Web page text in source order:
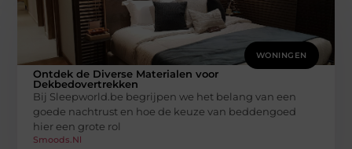
WONINGEN
Ontdek de Diverse Materialen voor
Dekbedovertrekken
Bij Sleepworld.be begrijpen we het belang van een
goede nachtrust en hoe de keuze van beddengoed
hier een grote rol
Smoods.nl